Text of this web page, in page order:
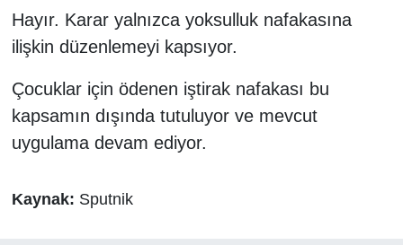
Hayır. Karar yalnızca yoksulluk nafakasına
ilişkin düzenlemeyi kapsıyor.
Çocuklar için ödenen iştirak nafakası bu
kapsamın dışında tutuluyor ve mevcut
uygulama devam ediyor.
Kaynak: Sputnik